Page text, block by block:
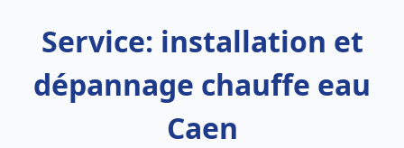
Service: installation et
dépannage chauffe eau
Caen